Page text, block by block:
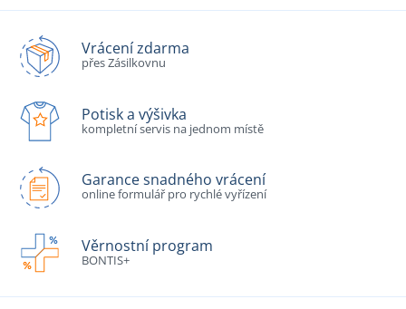
Vrácení zdarma
přes Zásilkovnu
Potisk a výšivka
kompletní servis na jednom místě
Garance snadného vrácení
online formulář pro rychlé vyřízení
Věrnostní program
BONTIS+